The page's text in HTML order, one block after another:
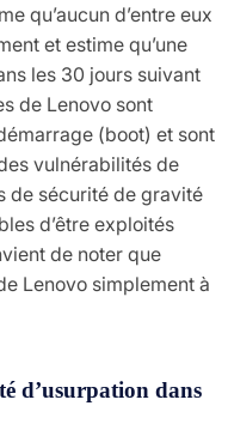
qu’aucun d’entre eux
et estime qu’une
les 30 jours suivant
de Lenovo sont
(boot) et sont
vulnérabilités de
de sécurité de gravité
d’être exploités
de noter que
Lenovo simplement à
d’usurpation dans